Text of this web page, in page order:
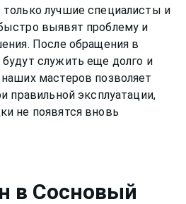
лучшие специалисты и
выявят проблему и
После обращения в
служить еще долго и
мастеров позволяет
правильной эксплуатации,
не появятся вновь
в Сосновый